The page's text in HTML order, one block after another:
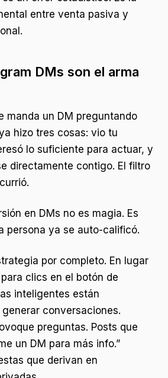
entre venta pasiva y
DMs son el arma
manda un DM preguntando
hizo tres cosas: vio tu
lo suficiente para actuar, y
directamente contigo. El filtro
en DMs no es magia. Es
persona ya se auto-calificó.
por completo. En lugar
clics en el botón de
inteligentes están
conversaciones.
preguntas. Posts que
un DM para más info.”
que derivan en